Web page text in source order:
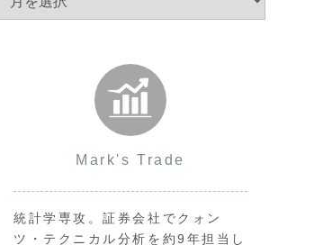
Mark's Trade
統計学専攻。証券会社でクォン
ツ・テクニカル分析を約9年担当し